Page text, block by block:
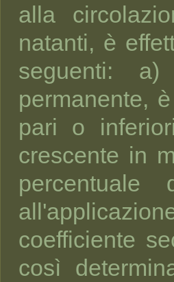
alla
natanti, è
seguenti:
permanente,
pari o
crescente in
coefficiente
così